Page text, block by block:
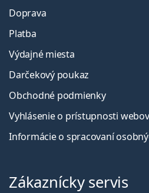
Doprava
Platba
Výdajné miesta
Darčekový poukaz
Obchodné podmienky
Vyhlásenie o prístupnosti
Informácie o spracovaní
Zákaznícky servis